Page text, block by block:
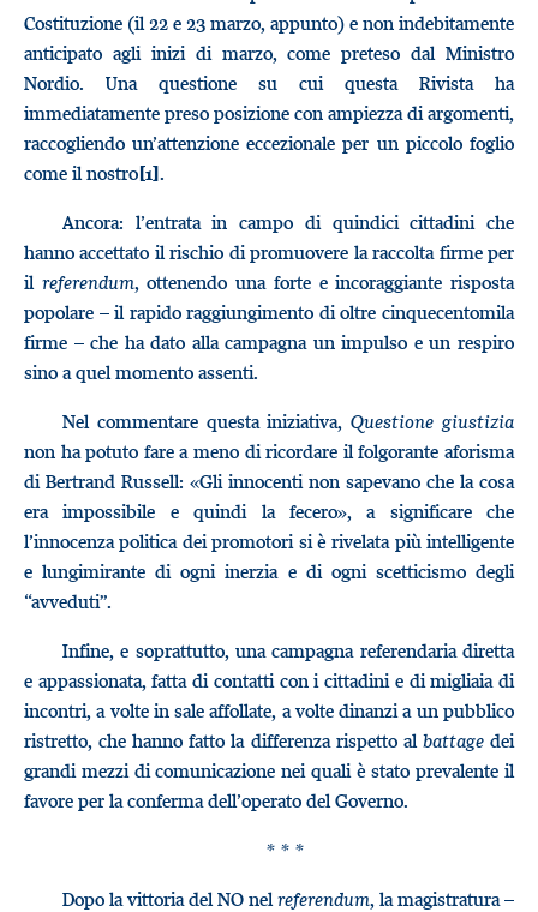
Costituzione (il 22 e 23 marzo, appunto) e non indebitamente
anticipato agli inizi di marzo, come preteso dal Ministro
Nordio. Una questione su cui questa Rivista ha
immediatamente preso posizione con ampiezza di argomenti,
raccogliendo un’attenzione eccezionale per un piccolo foglio
come il nostro[1].
Ancora: l’entrata in campo di quindici cittadini che
hanno accettato il rischio di promuovere la raccolta firme per
il referendum, ottenendo una forte e incoraggiante risposta
popolare – il rapido raggiungimento di oltre cinquecentomila
firme – che ha dato alla campagna un impulso e un respiro
sino a quel momento assenti.
Nel commentare questa iniziativa,Questione giustizia
non ha potuto fare a meno di ricordare il folgorante aforisma
di Bertrand Russell: «Gli innocenti non sapevano che la cosa
era impossibile e quindi la fecero», a significare che
l’innocenza politica dei promotori si è rivelata più intelligente
e lungimirante di ogni inerzia e di ogni scetticismo degli
“avveduti”.
Infine, e soprattutto, una campagna referendaria diretta
e appassionata, fatta di contatti con i cittadini e di migliaia di
incontri, a volte in sale affollate, a volte dinanzi a un pubblico
ristretto, che hanno fatto la differenza rispetto al battagedei
grandi mezzi di comunicazione nei quali è stato prevalente il
favore per la conferma dell’operato del Governo.
* * *
Dopo la vittoria del NO nelreferendum, la magistratura –